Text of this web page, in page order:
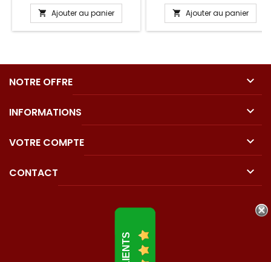
 Ajouter au panier  Ajouter au panier
NOTRE OFFRE 
INFORMATIONS 
VOTRE COMPTE 
CONTACT 